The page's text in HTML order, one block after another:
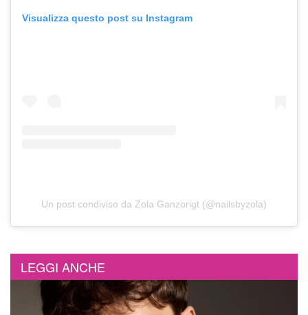
Visualizza questo post su Instagram
Un post condiviso da Zola Ganzorigt (@nailsbyzola)
LEGGI ANCHE